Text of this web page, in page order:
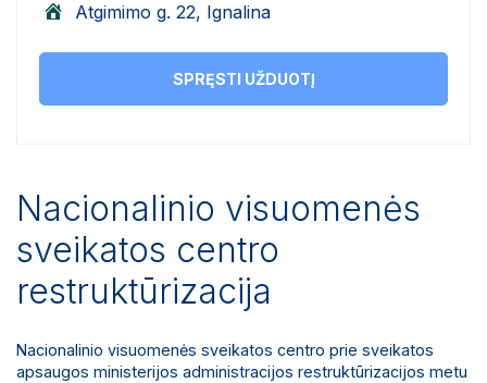
Atgimimo g. 22, Ignalina
SPRĘSTI UŽDUOTĮ
Nacionalinio visuomenės
sveikatos centro
restruktūrizacija
Nacionalinio visuomenės sveikatos centro prie sveikatos
apsaugos ministerijos administracijos restruktūrizacijos metu